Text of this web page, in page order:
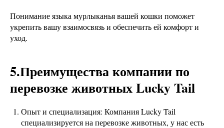
Понимание языка мурлыканья вашей кошки поможет
укрепить вашу взаимосвязь и обеспечить ей комфорт и
уход.
5.Преимущества компании по
перевозке животных Lucky Tail
Опыт и специализация: Компания Lucky Tail
специализируется на перевозке животных, у нас есть